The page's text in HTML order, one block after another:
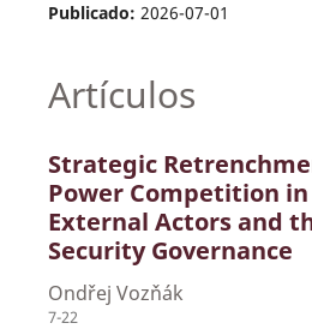
Publicado: 2026-07-01
Artículos
Strategic
Power Competition
External Actors and
Security Governance
Ondřej Vozňák
7-22